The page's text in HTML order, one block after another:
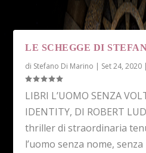
LE SCHEGGE DI
di Stefano Di Marino | Set 24, 2020 |
LIBRI L’UOMO SENZA
IDENTITY, DI ROBERT
thriller di straordinaria
l’uomo senza nome,